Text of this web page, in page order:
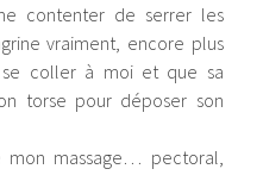
contenter de serrer les
vraiment, encore plus
se coller à moi et que sa
torse pour déposer son
massage… pectoral,